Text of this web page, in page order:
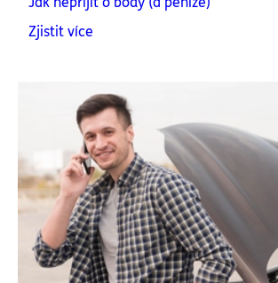
Zjistit více